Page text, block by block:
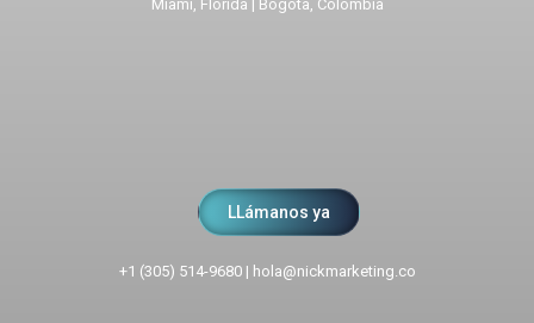
Miami, Florida | Bogota, Colombia
LLámanos ya
+1 (305) 514-9680| hola@nickmarketing.co